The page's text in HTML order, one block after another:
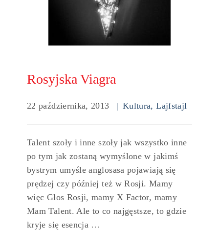
Rosyjska Viagra
22 października, 2013 Kultura,Lajfstajl
Talent szoły i inne szoły jak wszystko inne
po tym jak zostaną wymyślone w jakimś
bystrym umyśle anglosasa pojawiają się
prędzej czy później też w Rosji. Mamy
więc Głos Rosji, mamy X Factor, mamy
Mam Talent. Ale to co najgęstsze, to gdzie
kryje się esencja …